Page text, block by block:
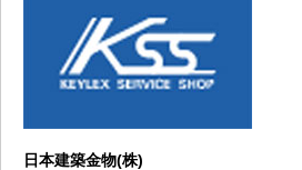
日本建築金物(株)